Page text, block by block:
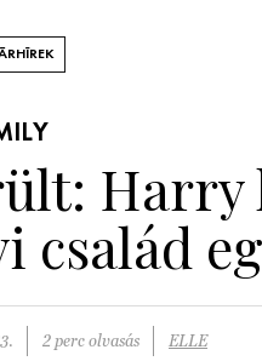
Harry
család
2 perc olvasás ELLE